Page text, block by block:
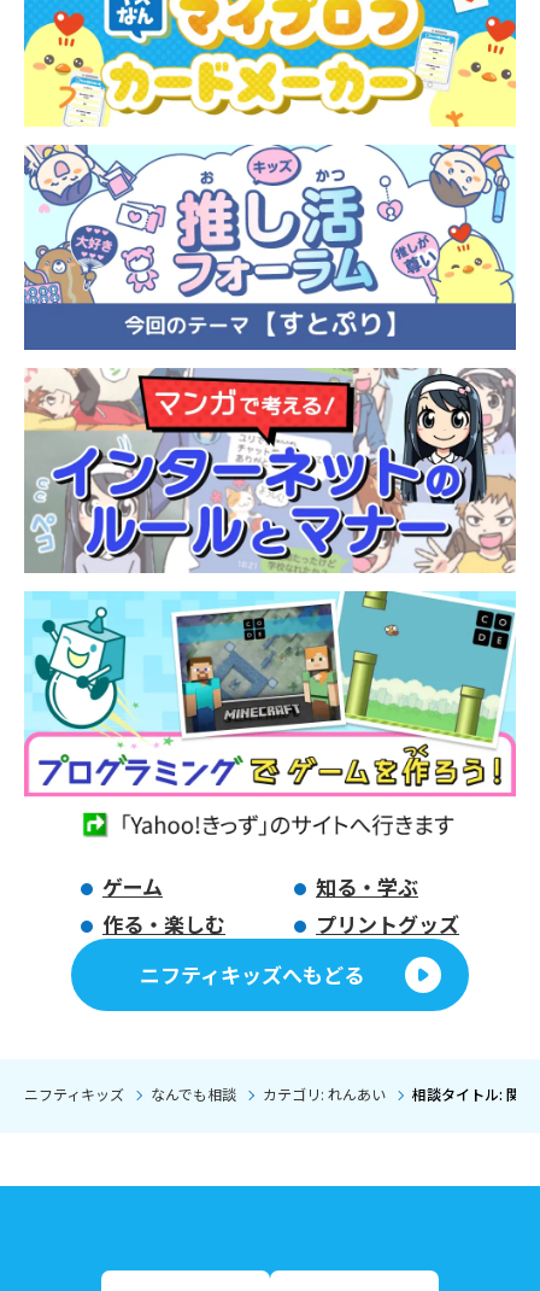
ゲーム
知る・学ぶ
作る・楽しむ
プリントグッズ
ニフティキッズへもどる
ニフティキッズ なんでも相談 カテゴリ: れんあい 相談タイトル: 関係